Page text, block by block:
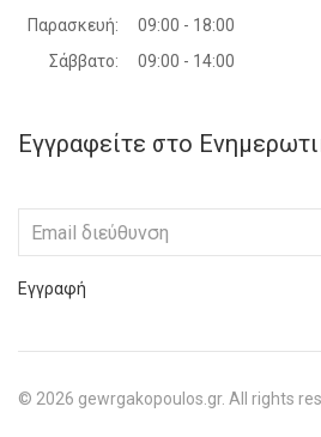
Παρασκευή:
09:00 - 18:00
Σάββατο:
09:00 - 14:00
Εγγραφείτε στο
Εγγραφή
© 2026 gewrgakopoulos.gr. All rights